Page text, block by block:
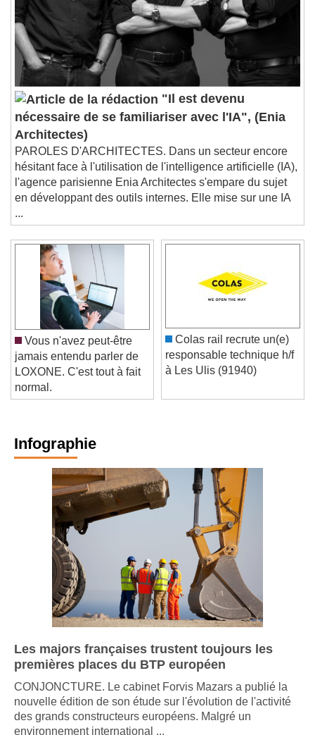
"Il est devenu
nécessaire de se familiariser avec l'IA", (Enia
Architectes)
PAROLES D'ARCHITECTES. Dans un secteur encore
hésitant face à l'utilisation de l'intelligence artificielle (IA),
l'agence parisienne Enia Architectes s'empare du sujet
...
Vous n'avez peut-être
jamais entendu parler de
LOXONE. C'est tout à fait
normal.
Colas rail recrute un(e)
responsable technique h/f
Infographie
Les majors françaises trustent toujours les
premières places du BTP européen
CONJONCTURE. Le cabinet Forvis Mazars a publié la
nouvelle édition de son étude sur l'évolution de l'activité
des grands constructeurs européens. Malgré un